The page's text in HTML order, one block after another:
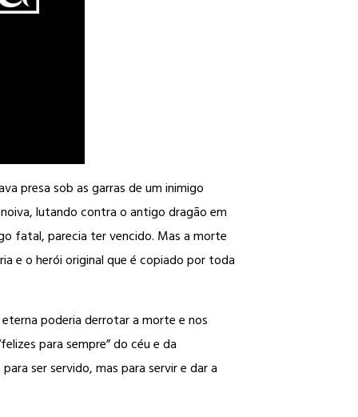
presa sob as garras de um inimigo
lutando contra o antigo dragão em
fatal, parecia ter vencido. Mas a morte
e o herói original que é copiado por toda
poderia derrotar a morte e nos
para sempre” do céu e da
ser servido, mas para servir e dar a